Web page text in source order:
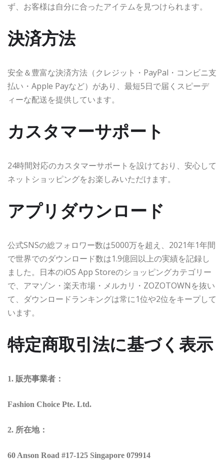
ず、お客様は自分に合ったアイテムを見つけられます。
決済方法
安全＆豊富な決済方法（クレジット・PayPal・コンビニ支
払い・Apple Payなど）があり、最短5日で届くスピーデ
ィーな配送を提供しています。
カスタマーサポート
24時間対応のカスタマーサポートを設けており、安心して
ネットショッピングをお楽しみいただけます。
アプリダウンロード
公式SNSの総フォロワー数は5000万を超え、2021年1年間
で世界でのダウンロード数は1.9億回以上の実績を記録し
ました。日本のiOS App Storeのショッピングカテゴリー
で、アマゾン・楽天市場・メルカリ・ZOZOTOWNを抜い
て、ダウンロードランキングは常に1位や2位をキープして
います。
特定商取引法に基づく表示
1. 販売事業者：
Fashion Choice Pte. Ltd.
2. 所在地：
60 Anson Road #17-125 Singapore 079914